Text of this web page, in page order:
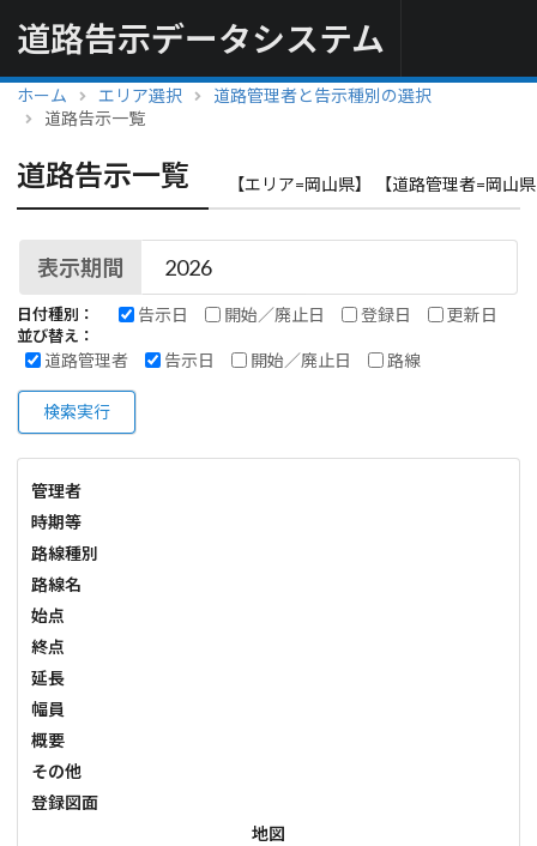
道路告示データシステム
ホーム エリア選択
道路管理者と告示種別の選択
道路告示一覧
道路告示一覧 【エリア=岡山県】 【道路管理者=岡山
表示期間
日付種別： 告示日 開始／廃止日 登録日 更新日
並び替え：
道路管理者 告示日 開始／廃止日 路線
検索実行
管理者
時期等
路線種別
路線名
始点
終点
延長
幅員
概要
その他
登録図面
地図